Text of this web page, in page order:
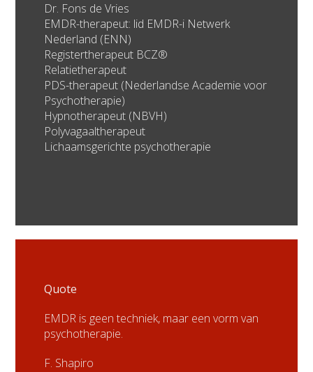
Dr. Fons de Vries
EMDR-therapeut: lid EMDR-i Netwerk
Nederland (ENN)
Registertherapeut BCZ®
Relatietherapeut
PDS-therapeut (Nederlandse Academie voor
Psychotherapie)
Hypnotherapeut (NBVH)
Polyvagaaltherapeut
Lichaamsgerichte psychotherapie
Quote
EMDR is geen techniek, maar een vorm van
psychotherapie.
F. Shapiro